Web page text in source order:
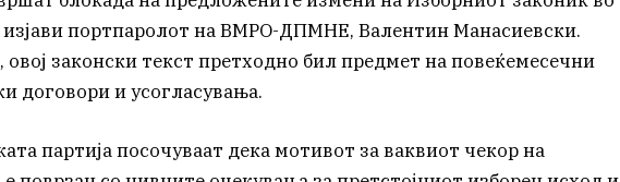
изјави портпаролот на ВМРО-ДПМНЕ, Валентин Манасиевски.
овој законски текст претходно бил предмет на повеќемесечни
договори и усогласувања.
партија посочуваат дека мотивот за ваквиот чекор на